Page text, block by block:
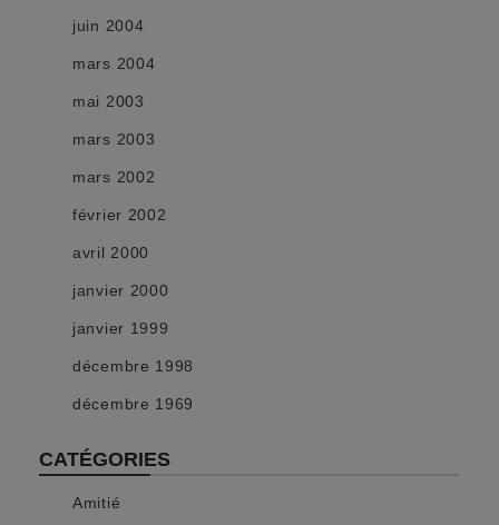
juin 2004
mars 2004
mai 2003
mars 2003
mars 2002
février 2002
avril 2000
janvier 2000
janvier 1999
décembre 1998
décembre 1969
CATÉGORIES
Amitié